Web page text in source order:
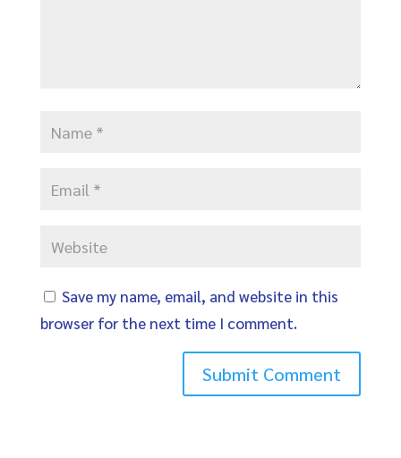
Save my name, email, and website in this
browser for the next time I comment.